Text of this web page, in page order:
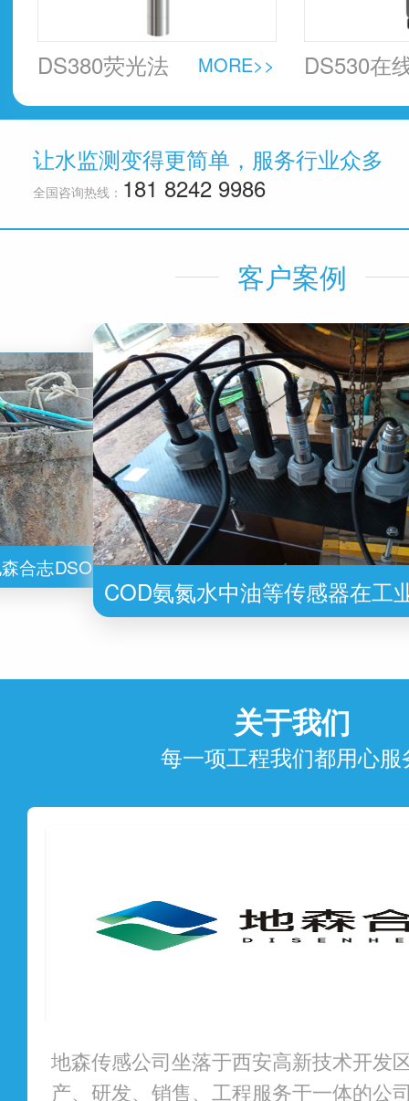
DS380荧光法
溶解氧传感器
MORE>>
DS530在
中油传感
让水监测变得更简单，服务行业众多
全国咨询热线： 181 8242 9986
客户案例
COD氨氮水中油等传感器在工业废水监
测中的应用
森合志DSOD703非接触式溢油监测报
警系统安装在海南油库
合志DSOD703 溢油监测传感器安
装在俄罗斯污水渠
COD氨氮水中油等传感器在工
地森合志
警系
地森合
COD氨氮水中油等传感器在工业废
测中的应用
关于我们
每一项工程我们都用心服
地森传感公司坐落于西安高新技术开发
产、研发、销售、工程服务于一体的公